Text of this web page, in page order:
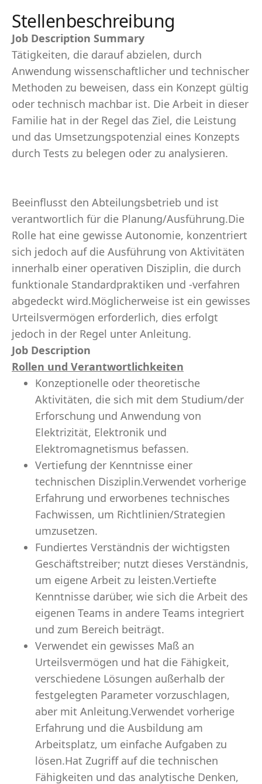
Stellenbeschreibung
Job Description Summary
Tätigkeiten, die darauf abzielen, durch
Anwendung wissenschaftlicher und technischer
Methoden zu beweisen, dass ein Konzept gültig
oder technisch machbar ist. Die Arbeit in dieser
Familie hat in der Regel das Ziel, die Leistung
und das Umsetzungspotenzial eines Konzepts
durch Tests zu belegen oder zu analysieren.
Beeinflusst den Abteilungsbetrieb und ist
verantwortlich für die Planung/Ausführung.Die
Rolle hat eine gewisse Autonomie, konzentriert
sich jedoch auf die Ausführung von Aktivitäten
innerhalb einer operativen Disziplin, die durch
funktionale Standardpraktiken und -verfahren
abgedeckt wird.Möglicherweise ist ein gewisses
Urteilsvermögen erforderlich, dies erfolgt
jedoch in der Regel unter Anleitung.
Job Description
Rollen und Verantwortlichkeiten
Konzeptionelle oder theoretische
Aktivitäten, die sich mit dem Studium/der
Erforschung und Anwendung von
Elektrizität, Elektronik und
Elektromagnetismus befassen.
Vertiefung der Kenntnisse einer
technischen Disziplin.Verwendet vorherige
Erfahrung und erworbenes technisches
Fachwissen, um Richtlinien/Strategien
umzusetzen.
Fundiertes Verständnis der wichtigsten
Geschäftstreiber; nutzt dieses Verständnis,
um eigene Arbeit zu leisten.Vertiefte
Kenntnisse darüber, wie sich die Arbeit des
eigenen Teams in andere Teams integriert
und zum Bereich beiträgt.
Verwendet ein gewisses Maß an
Urteilsvermögen und hat die Fähigkeit,
verschiedene Lösungen außerhalb der
festgelegten Parameter vorzuschlagen,
aber mit Anleitung.Verwendet vorherige
Erfahrung und die Ausbildung am
Arbeitsplatz, um einfache Aufgaben zu
lösen.Hat Zugriff auf die technischen
Fähigkeiten und das analytische Denken,